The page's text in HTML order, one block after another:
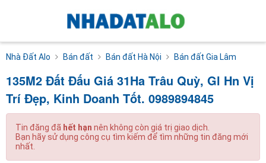
Nhà Đất Alo Bán đất Bán đất Hà Nội Bán đất Gia Lâm
135M2 Đất Đấu Giá 31Ha Trâu Quỳ, Gl Hn Vị
Trí Đẹp, Kinh Doanh Tốt. 0989894845
Tin đăng đã hết hạn nên không còn giá trị giao dịch.
Bạn hãy sử dụng công cụ tìm kiếm để tìm những tin đăng mới
nhất.